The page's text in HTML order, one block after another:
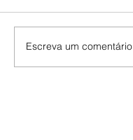
Escreva um comentário